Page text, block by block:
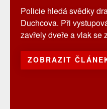
Policie hledá svědky
Duchcova. Při
zavřely dveře a vlak se
ZOBRAZIT